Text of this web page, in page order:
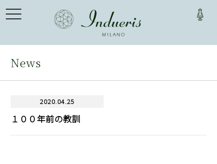
toggle
News
2020.04.25
１００年前の教訓